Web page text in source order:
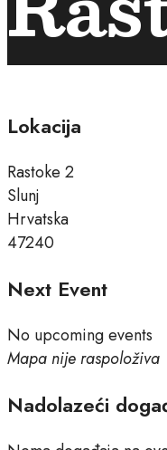
Lokacija
Rastoke 2
Slunj
Hrvatska
47240
Next Event
No upcoming events
Mapa nije raspoloživa
Nadolazeći